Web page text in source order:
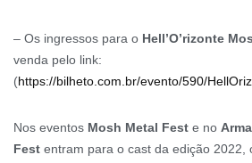
– Os ingressos para o Hell’O’rizonte
venda pelo link:
(https://bilheto.com.br/evento/590/
Nos eventos Mosh Metal Fest e no
Fest entram para o cast da edição 2022,